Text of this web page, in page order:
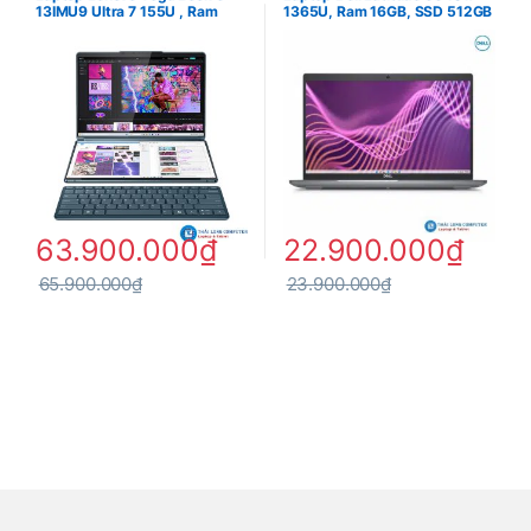
13IMU9 Ultra 7 155U , Ram
OLED Touch , Win 11 & Office
63.900.000₫
65.900.000₫
1365U, Ram 16GB, SSD 512GB
11 Pro ( New 100% – Open Box )
22.900.000₫
23.900.000₫